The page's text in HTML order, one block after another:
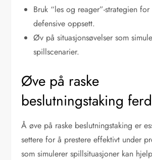
Bruk “les og reager”-strategien
defensive oppsett.
Øv på situasjonsøvelser som
spillscenarier.
Øve på raske
beslutningstaking
Å øve på raske beslutningstaking er
settere for å prestere effektivt under
som simulerer spillsituasjoner kan